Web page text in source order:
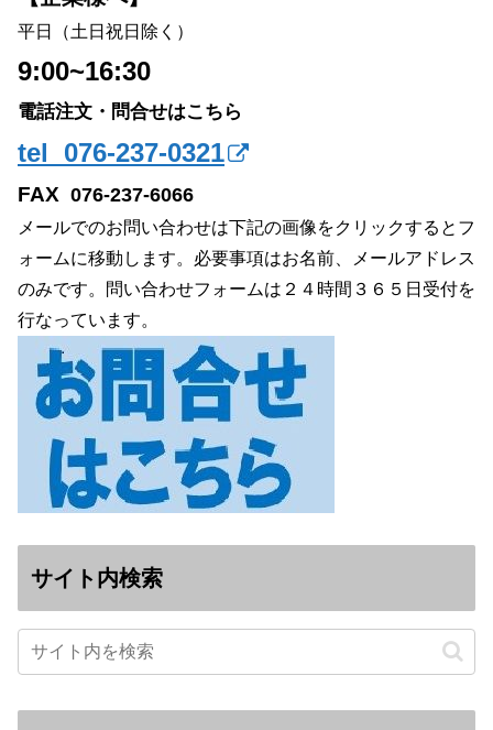
平日（土日祝日除く）
9:00~16:30
電話注文・問合せはこちら
tel 076-237-0321
FAX 076-237-6066
メールでのお問い合わせは下記の画像をクリックするとフ
ォームに移動します。必要事項はお名前、メールアドレス
のみです。問い合わせフォームは２４時間３６５日受付を
行なっています。
サイト内検索